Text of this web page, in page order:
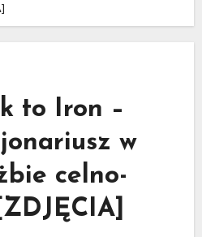
to Iron –
w
celno-